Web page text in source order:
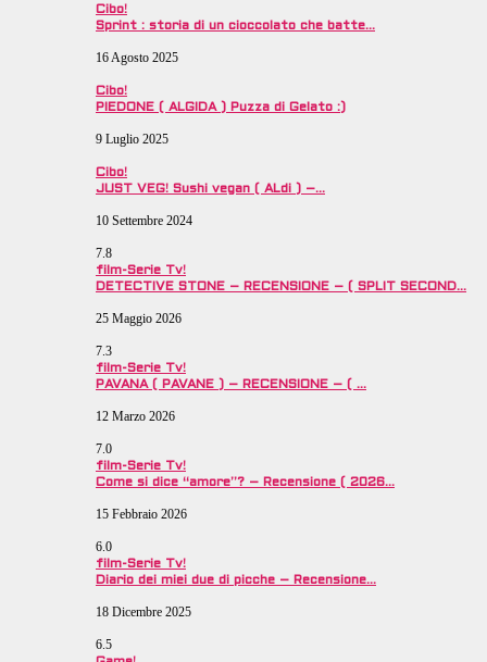
Cibo!
Sprint : storia di un cioccolato che batte…
16 Agosto 2025
Cibo!
PIEDONE ( ALGIDA ) Puzza di Gelato :)
9 Luglio 2025
Cibo!
JUST VEG! Sushi vegan ( ALdi ) –…
10 Settembre 2024
7.8
film-Serie Tv!
DETECTIVE STONE – RECENSIONE – ( SPLIT SECOND…
25 Maggio 2026
7.3
film-Serie Tv!
PAVANA ( PAVANE ) – RECENSIONE – ( …
12 Marzo 2026
7.0
film-Serie Tv!
Come si dice “amore”? – Recensione ( 2026…
15 Febbraio 2026
6.0
film-Serie Tv!
Diario dei miei due di picche – Recensione…
18 Dicembre 2025
6.5